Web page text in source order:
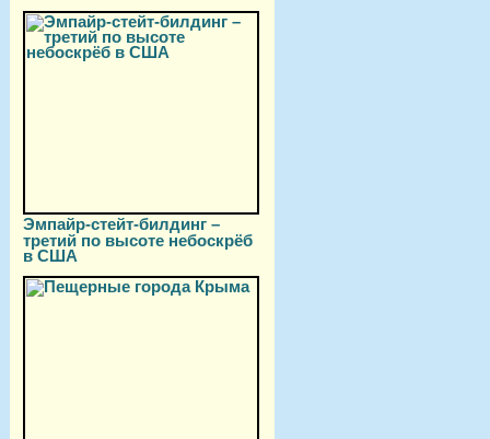
Эмпайр-стейт-билдинг –
третий по высоте небоскрёб
в США